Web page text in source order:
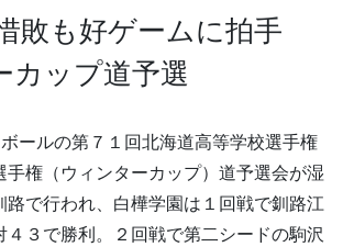
敗も好ゲームに拍手
カップ道予選
ールの第７１回北海道高等学校選手権
手権（ウィンターカップ）道予選会が湿
路で行われ、白樺学園は１回戦で釧路江
４３で勝利。２回戦で第二シードの駒沢